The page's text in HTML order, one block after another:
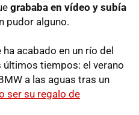
grababa en vídeo y subía
pudor alguno.
acabado en un río del
tiempos: el verano
a las aguas tras un
ser su regalo de